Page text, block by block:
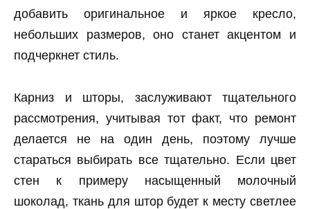
добавить оригинальное и яркое кресло,
небольших размеров, оно станет акцентом и
подчеркнет стиль.
Карниз и шторы, заслуживают тщательного
рассмотрения, учитывая тот факт, что ремонт
делается не на один день, поэтому лучше
стараться выбирать все тщательно. Если цвет
стен к примеру насыщенный молочный
шоколад, ткань для штор будет к месту светлее